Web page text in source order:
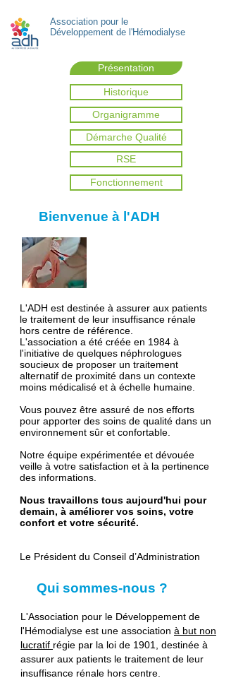
Association pour le
Développement de l'Hémodialyse
Présentation
Historique
Organigramme
Démarche Qualité
RSE
Fonctionnement
Bienvenue à l'ADH
L'ADH est destinée à assurer aux patients
le traitement de leur insuffisance rénale
hors centre de référence.
L'association a été créée en 1984 à
l'initiative de quelques néphrologues
soucieux de proposer un traitement
alternatif de proximité dans un contexte
moins médicalisé et à échelle humaine.
Vous pouvez être assuré de nos efforts
pour apporter des soins de qualité dans un
environnement sûr et confortable.
Notre équipe expérimentée et dévouée
veille à votre satisfaction et à la pertinence
des informations.
Nous travaillons tous aujourd'hui pour
demain, à améliorer vos soins, votre
confort et votre sécurité.
Le Président du Conseil d’Administration
Qui sommes-nous ?
L'Association pour le Développement de
l'Hémodialyse est une association à but non
lucratif régie par la loi de 1901, destinée à
assurer aux patients le traitement de leur
insuffisance rénale hors centre.